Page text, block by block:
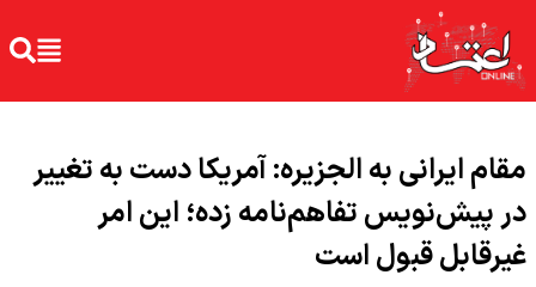
مقام ایرانی به الجزیره: آمریکا دست به تغییر
در پیش‌نویس تفاهم‌نامه زده؛ این امر
غیرقابل قبول است